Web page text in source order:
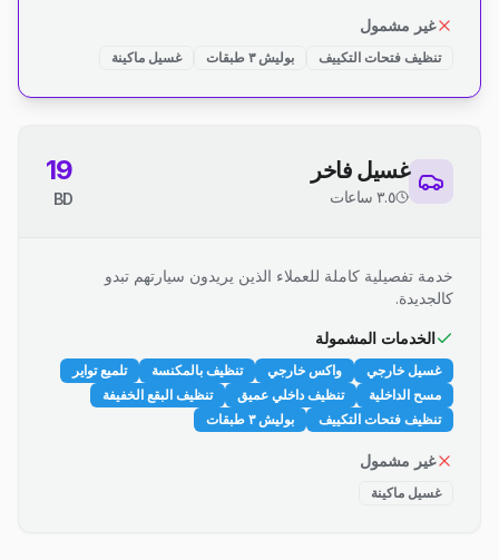
غير مشمول
تنظيف فتحات التكييف بوليش ٣ طبقات غسيل ماكينة
غسيل فاخر
٣.٥ ساعات
19
BD
خدمة تفصيلية كاملة للعملاء الذين يريدون سيارتهم تبدو
كالجديدة.
الخدمات المشمولة
غسيل خارجي واكس خارجي تنظيف بالمكنسة
تلميع تواير
مسح الداخلية
تنظيف داخلي عميق
تنظيف البقع الخفيفة
تنظيف فتحات التكييف
بوليش ٣ طبقات
غير مشمول
غسيل ماكينة